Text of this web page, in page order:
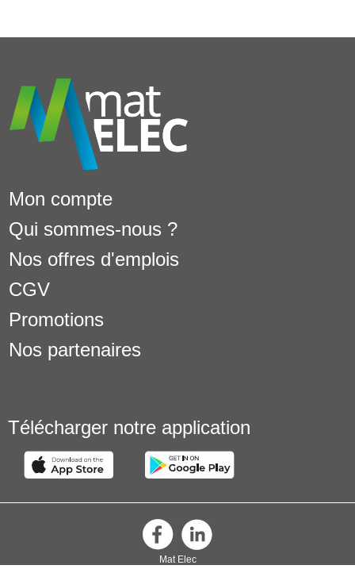
Mon compte
Qui sommes-nous ?
Nos offres d'emplois
CGV
Promotions
Nos partenaires
Télécharger notre application
Mat Elec